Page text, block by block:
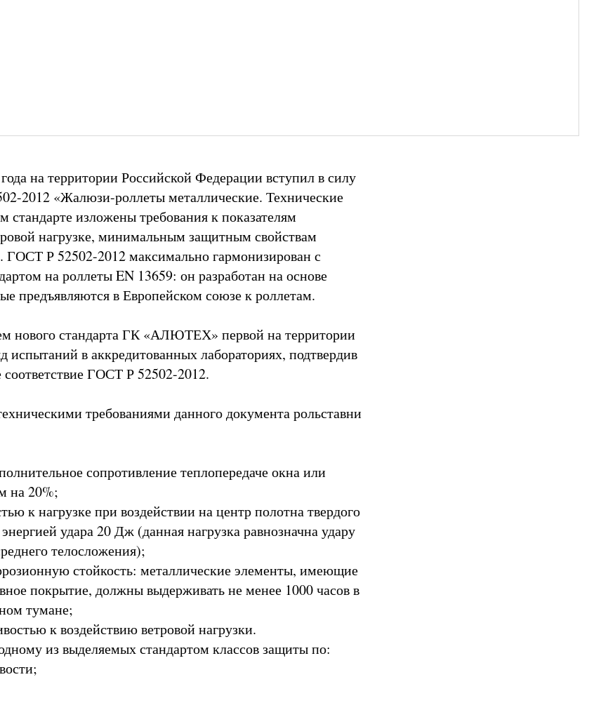
на территории Российской Федерации вступил в силу
2012 «Жалюзи-роллеты металлические. Технические
стандарте изложены требования к показателям
нагрузке, минимальным защитным свойствам
ГОСТ Р 52502-2012 максимально гармонизирован с
на роллеты EN 13659: он разработан на основе
предъявляются в Европейском союзе к роллетам.
нового стандарта ГК «АЛЮТЕХ» первой на территории
испытаний в аккредитованных лабораториях, подтвердив
ГОСТ Р 52502-2012.
требованиями данного документа рольставни
сопротивление теплопередаче окна или
на 20%;
к нагрузке при воздействии на центр полотна твердого
удара 20 Дж (данная нагрузка равнозначна удару
телосложения);
стойкость: металлические элементы, имеющие
покрытие, должны выдерживать не менее 1000 часов в
тумане;
к воздействию ветровой нагрузки.
одному из выделяемых стандартом классов защиты по: